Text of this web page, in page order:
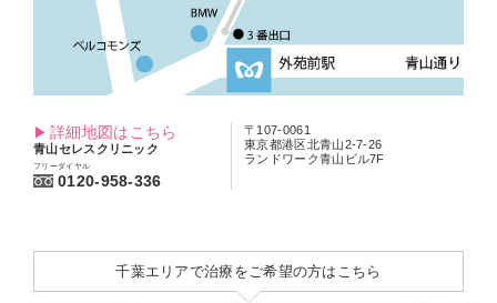
詳細地図はこちら
青山セレスクリニック
フリーダイヤル
0120-958-336
〒107-0061
東京都港区北青山2-7-26
ランドワーク青山ビル7F
千葉エリアで治療をご希望の方はこちら